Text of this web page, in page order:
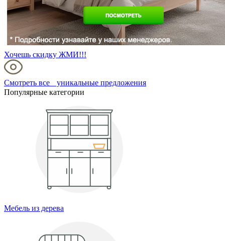
Хочешь скидку ЖМИ!!!
Смотреть все уникальные предложения
Популярные категории
Мебель из дерева